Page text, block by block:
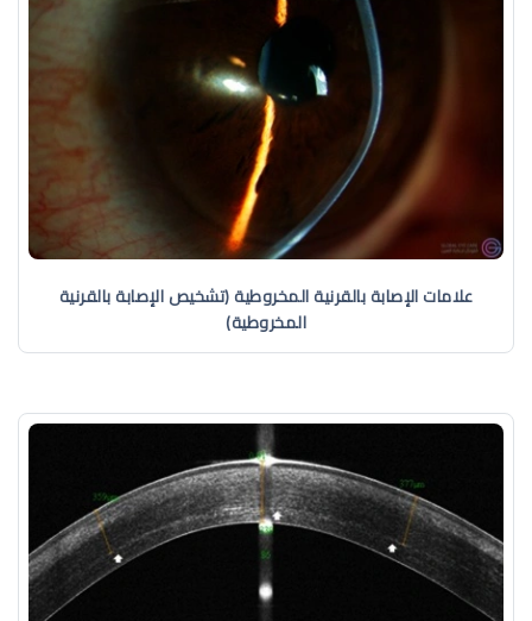
علامات الإصابة بالقرنية المخروطية (تشخيص الإصابة بالقرنية
المخروطية)